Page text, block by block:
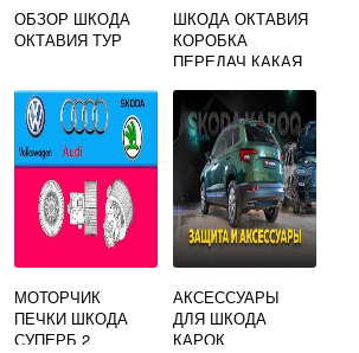
ОБЗОР ШКОДА
ОКТАВИЯ ТУР
ШКОДА ОКТАВИЯ
КОРОБКА
ПЕРЕДАЧ КАКАЯ
МОТОРЧИК
ПЕЧКИ ШКОДА
СУПЕРБ 2
АКСЕССУАРЫ
ДЛЯ ШКОДА
КАРОК